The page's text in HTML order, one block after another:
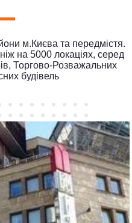
м.Києва та передмістя.
на 5000 локаціях, серед
Торгово-Розважальних
будівель